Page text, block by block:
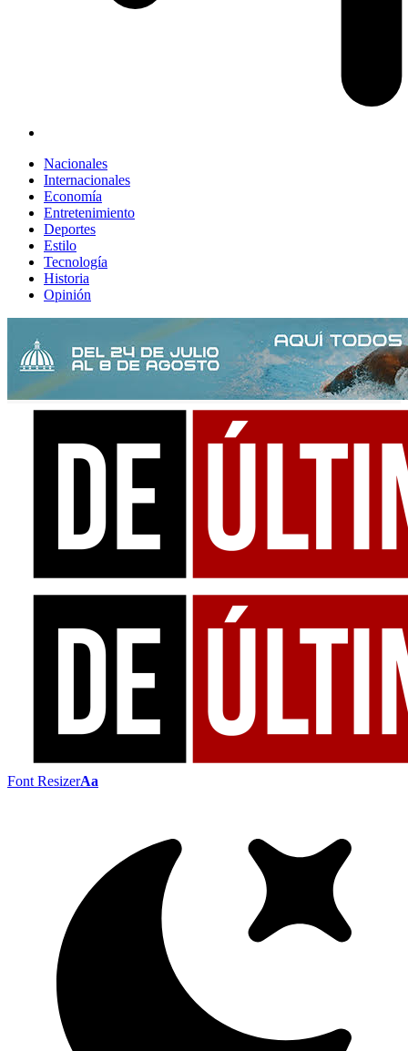
Nacionales
Internacionales
Economía
Entretenimiento
Deportes
Estilo
Tecnología
Historia
Opinión
Font ResizerAa